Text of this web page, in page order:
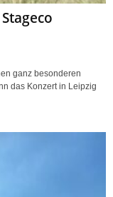
ganz besonderen
das Konzert in Leipzig